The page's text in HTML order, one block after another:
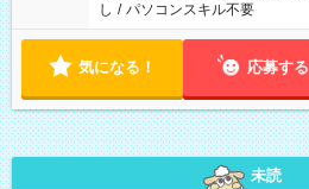
し / パソコンスキル不要
気になる！ 応募する
未読